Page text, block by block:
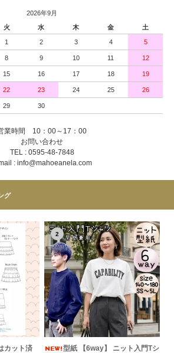
2026年9月
火 水 木 金 土
1 2 3 4 5
8 9 10 11 12
15 16 17 18 19
22 23 24 25 26
29 30
業時間 10：00～17：00
お問い合わせ
TEL : 0595-48-7848
: info@mahoeanela.com
グ
カット済
2
型紙 【6way】 ニット入門Tシ